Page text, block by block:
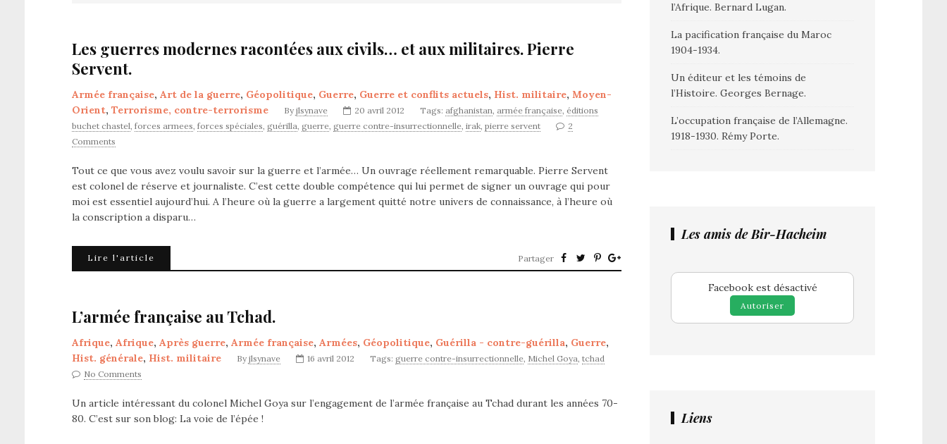
Les guerres modernes racontées aux civils… et aux militaires. Pierre
Servent.
Armée française, Art de la guerre, Géopolitique, Guerre, Guerre et conflits actuels, Hist. militaire, Moyen-
Orient, Terrorisme, contre-terrorisme By jlsynave 20 avril 2012 Tags: afghanistan, armée française, éditions
buchet chastel, forces armees, forces spéciales, guérilla, guerre, guerre contre-insurrectionnelle, irak, pierre servent
2
Comments
Tout ce que vous avez voulu savoir sur la guerre et l’armée… Un ouvrage réellement remarquable. Pierre Servent
est colonel de réserve et journaliste. C’est cette double compétence qui lui permet de signer un ouvrage qui pour
moi est essentiel aujourd’hui. A l’heure où la guerre a largement quitté notre univers de connaissance, à l’heure où
la conscription a disparu…
Lire l'article Partager
L’armée française au Tchad.
Afrique, Afrique, Après guerre, Armée française, Armées, Géopolitique, Guérilla - contre-guérilla, Guerre,
Hist. générale, Hist. militaire By jlsynave 16 avril 2012 Tags: guerre contre-insurrectionnelle, Michel Goya, tchad
No Comments
Un article intéressant du colonel Michel Goya sur l’engagement de l’armée française au Tchad durant les années 70-
80. C’est sur son blog: La voie de l’épée !
l’Afrique. Bernard Lugan.
La pacification française du Maroc
1904-1934.
Un éditeur et les témoins de
l’Histoire. Georges Bernage.
L’occupation française de l’Allemagne.
1918-1930. Rémy Porte.
Les amis de Bir-Hacheim
Facebook est désactivé
Autoriser
Liens